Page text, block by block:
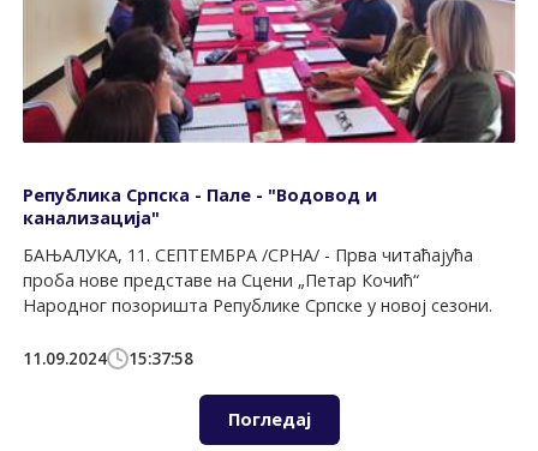
Република Српска - Пале - "Водовод и
канализација"
БАЊАЛУКА, 11. СЕПТЕМБРА /СРНА/ - Прва читаћајућа
проба нове представе на Сцени „Петар Кочић“
Народног позоришта Републике Српске у новој сезони.
11.09.2024 15:37:58
Погледај